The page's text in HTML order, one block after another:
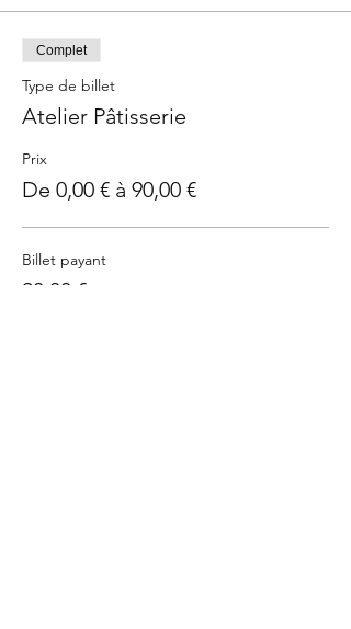
Complet
Type de billet
Atelier Pâtisserie
Prix
De 0,00 € à 90,00 €
Billet payant
90,00 €